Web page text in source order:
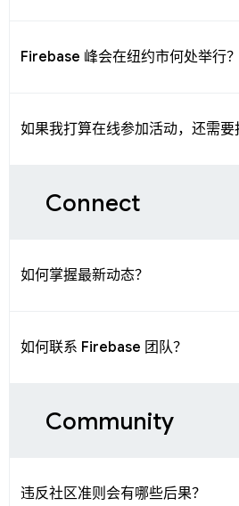
Firebase 峰会在纽约市何处举行？
如果我打算在线参加活动，还需要
Connect
如何掌握最新动态？
如何联系 Firebase 团队？
Community
违反社区准则会有哪些后果？